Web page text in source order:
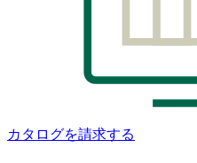
カタログを請求する